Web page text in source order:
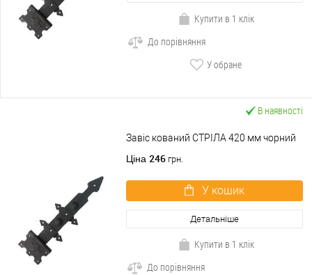
Купити в 1 клік
До порівняння
У обране
В наявності
Завіс кований СТРІЛА 420 мм чорний
Ціна 246 грн.
У кошик
Детальніше
Купити в 1 клік
До порівняння